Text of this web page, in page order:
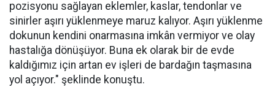
pozisyonu sağlayan eklemler, kaslar, tendonlar ve
sinirler aşırı yüklenmeye maruz kalıyor. Aşırı yüklenme
dokunun kendini onarmasına imkân vermiyor ve olay
hastalığa dönüşüyor. Buna ek olarak bir de evde
kaldığımız için artan ev işleri de bardağın taşmasına
yol açıyor." şeklinde konuştu.